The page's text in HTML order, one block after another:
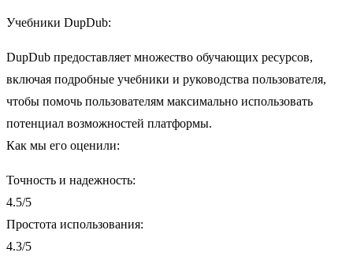
Учебники DupDub:
DupDub предоставляет множество обучающих ресурсов,
включая подробные учебники и руководства пользователя,
чтобы помочь пользователям максимально использовать
потенциал возможностей платформы.
Как мы его оценили:
Точность и надежность:
4.5/5
Простота использования:
4.3/5